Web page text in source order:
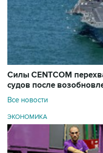
Силы CENTCOM
судов после
Все новости
ЭКОНОМИКА